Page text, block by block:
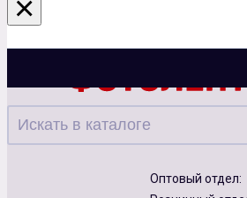
Казань
Оптовый отдел:
×